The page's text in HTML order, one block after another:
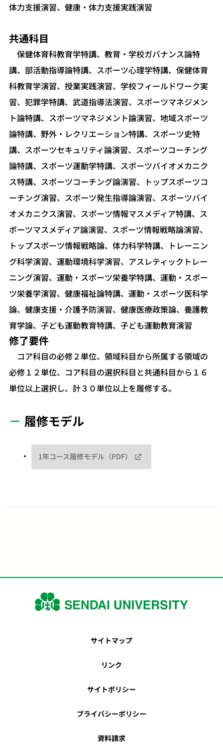
体力支援演習、健康・体力支援実践演習
共通科目
保健体育科教育学特講、教育・学校ガバナンス論特
講、部活動指導論特講、スポーツ心理学特講、保健体育
科教育学演習、授業実践演習、学校フィールドワーク実
習、犯罪学特講、武道指導法演習、スポーツマネジメン
ト論特講、スポーツマネジメント論演習、地域スポーツ
論特講、野外・レクリエーション特講、スポーツ史特
講、スポーツセキュリティ論演習、スポーツコーチング
論特講、スポーツ運動学特講、スポーツバイオメカニク
ス特講、スポーツコーチング論演習、トップスポーツコ
ーチング演習、スポーツ発生指導論演習、スポーツバイ
オメカニクス演習、スポーツ情報マスメディア特講、ス
ポーツマスメディア論演習、スポーツ情報戦略論演習、
トップスポーツ情報戦略論、体力科学特講、トレーニン
グ科学演習、運動環境科学演習、アスレティックトレー
ニング演習、運動・スポーツ栄養学特講、運動・スポー
ツ栄養学演習、健康福祉論特講、運動・スポーツ医科学
論、健康支援・介護予防演習、健康医療政策論、養護教
育学論、子ども運動教育特講、子ども運動教育演習​
修了要件
コア科目の必修２単位、領域科目から所属する領域の
必修１２単位、コア科目の選択科目と共通科目から１６
単位以上選択し、計３０単位以上を履修する。
履修モデル
1年コース履修モデル（PDF）
サイトマップ
リンク
サイトポリシー
プライバシーポリシー
資料請求